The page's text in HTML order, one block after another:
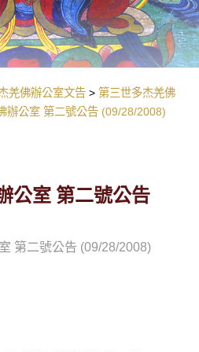
羌佛辦公室文告
第三世多杰羌佛
辦公室 第二號公告 (09/28/2008)
公室 第二號公告
第二號公告 (09/28/2008)